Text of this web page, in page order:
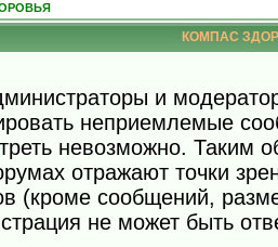
КОМПАС
и
неприемлемые
невозможно. Таким
отражают точки
(кроме сообщений,
не может быть